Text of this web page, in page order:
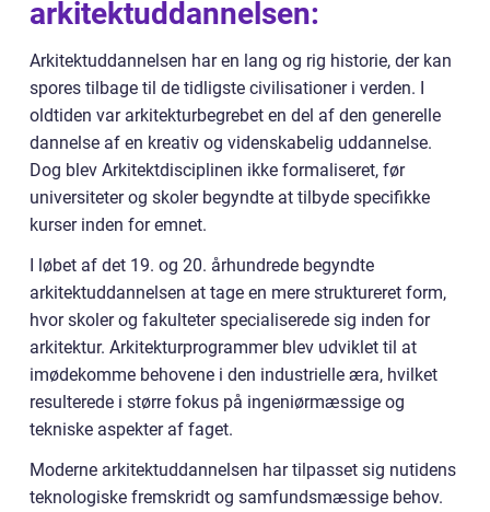
arkitektuddannelsen:
Arkitektuddannelsen har en lang og rig historie, der kan
spores tilbage til de tidligste civilisationer i verden. I
oldtiden var arkitekturbegrebet en del af den generelle
dannelse af en kreativ og videnskabelig uddannelse.
Dog blev Arkitektdisciplinen ikke formaliseret, før
universiteter og skoler begyndte at tilbyde specifikke
kurser inden for emnet.
I løbet af det 19. og 20. århundrede begyndte
arkitektuddannelsen at tage en mere struktureret form,
hvor skoler og fakulteter specialiserede sig inden for
arkitektur. Arkitekturprogrammer blev udviklet til at
imødekomme behovene i den industrielle æra, hvilket
resulterede i større fokus på ingeniørmæssige og
tekniske aspekter af faget.
Moderne arkitektuddannelsen har tilpasset sig nutidens
teknologiske fremskridt og samfundsmæssige behov.